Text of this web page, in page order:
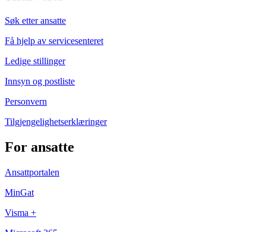
Søk etter ansatte
Få hjelp av servicesenteret
Ledige stillinger
Innsyn og postliste
Personvern
Tilgjengelighetserklæringer
For ansatte
Ansattportalen
MinGat
Visma +